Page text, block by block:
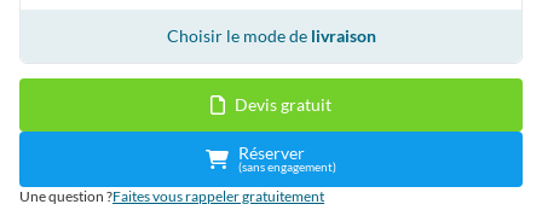
Choisir le mode de livraison
Devis gratuit
Réserver
(sans engagement)
Une question ?Faites vous rappeler gratuitement